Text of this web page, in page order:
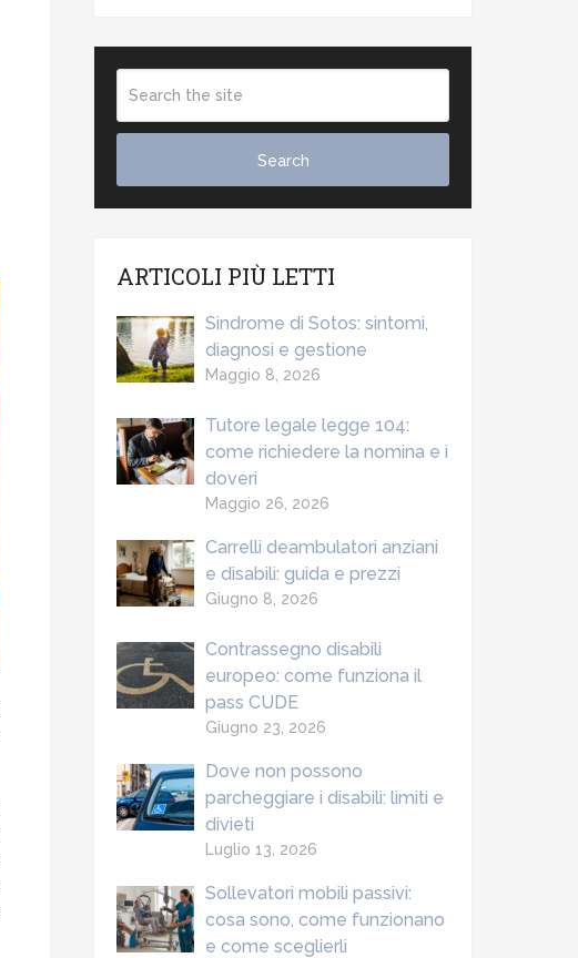
ARTICOLI PIÙ LETTI
Sindrome di Sotos: sintomi,
diagnosi e gestione
Maggio 8, 2026
Tutore legale legge 104:
come richiedere la nomina e i
doveri
Maggio 26, 2026
Carrelli deambulatori anziani
e disabili: guida e prezzi
Giugno 8, 2026
Contrassegno disabili
europeo: come funziona il
pass CUDE
Giugno 23, 2026
Dove non possono
parcheggiare i disabili: limiti e
divieti
Luglio 13, 2026
Sollevatori mobili passivi:
cosa sono, come funzionano
e come sceglierli